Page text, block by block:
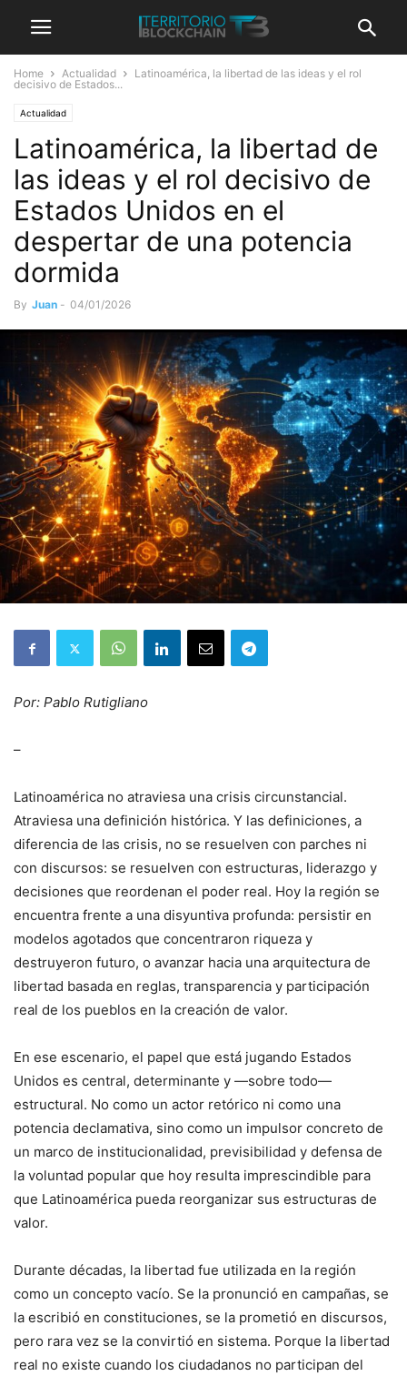
Home Actualidad
Latinoamérica, la libertad de las ideas y el rol
decisivo de Estados...
Actualidad
Latinoamérica, la libertad de
las ideas y el rol decisivo de
Estados Unidos en el
despertar de una potencia
dormida
By Juan - 04/01/2026
Por: Pablo Rutigliano
–
Latinoamérica no atraviesa una crisis circunstancial.
Atraviesa una definición histórica. Y las definiciones, a
diferencia de las crisis, no se resuelven con parches ni
con discursos: se resuelven con estructuras, liderazgo y
decisiones que reordenan el poder real. Hoy la región se
encuentra frente a una disyuntiva profunda: persistir en
modelos agotados que concentraron riqueza y
destruyeron futuro, o avanzar hacia una arquitectura de
libertad basada en reglas, transparencia y participación
real de los pueblos en la creación de valor.
En ese escenario, el papel que está jugando Estados
Unidos es central, determinante y —sobre todo—
estructural. No como un actor retórico ni como una
potencia declamativa, sino como un impulsor concreto de
un marco de institucionalidad, previsibilidad y defensa de
la voluntad popular que hoy resulta imprescindible para
que Latinoamérica pueda reorganizar sus estructuras de
valor.
Durante décadas, la libertad fue utilizada en la región
como un concepto vacío. Se la pronunció en campañas, se
la escribió en constituciones, se la prometió en discursos,
pero rara vez se la convirtió en sistema. Porque la libertad
real no existe cuando los ciudadanos no participan del